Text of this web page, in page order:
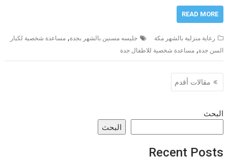
READ MORE
رعاية منزلية بالشهر مكة جليسه مسنين بالشهر بجدة,مساعدة شخصية لكبار
السن جدة,مساعدة شخصية للاطفال جدة
تصفّح
المقالات
مقالات أقدم
البحث
البحث
Recent Posts